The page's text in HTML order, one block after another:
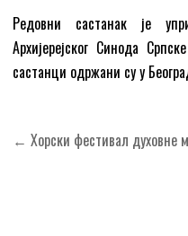
Редовни састанак је
Архијерејског Синода
састанци одржани су у
Кретање
← Хорски фестивал духовне